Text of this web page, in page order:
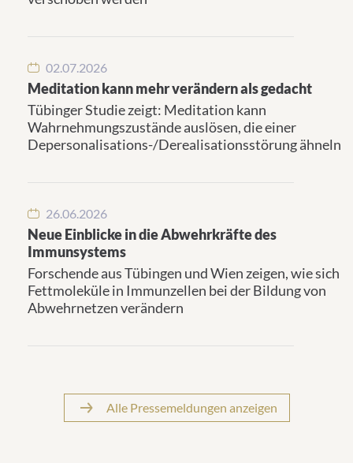
02.07.2026
Meditation kann mehr verändern als gedacht
Tübinger Studie zeigt: Meditation kann
Wahrnehmungszustände auslösen, die einer
Depersonalisations-/Derealisationsstörung ähneln
26.06.2026
Neue Einblicke in die Abwehrkräfte des
Immunsystems
Forschende aus Tübingen und Wien zeigen, wie sich
Fettmoleküle in Immunzellen bei der Bildung von
Abwehrnetzen verändern
Alle Pressemeldungen anzeigen